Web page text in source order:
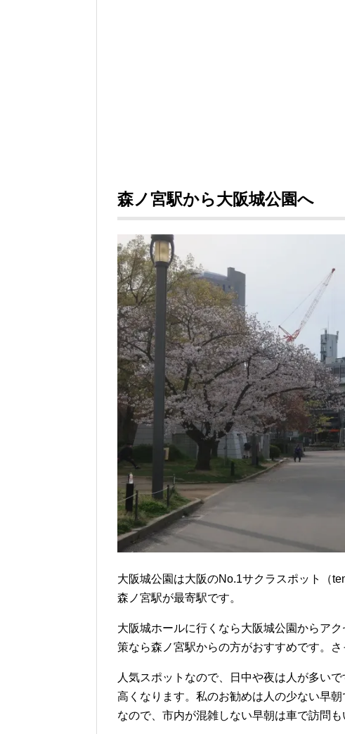
森ノ宮駅から大阪城公園へ
大阪城公園は大阪のNo.1サクラスポット（
森ノ宮駅が最寄駅です。
大阪城ホールに行くなら大阪城公園からア
策なら森ノ宮駅からの方がおすすめです。さ
人気スポットなので、日中や夜は人が多い
高くなります。私のお勧めは人の少ない早
なので、市内が混雑しない早朝は車で訪問も